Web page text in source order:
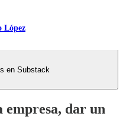
López
en Substack
empresa, dar un